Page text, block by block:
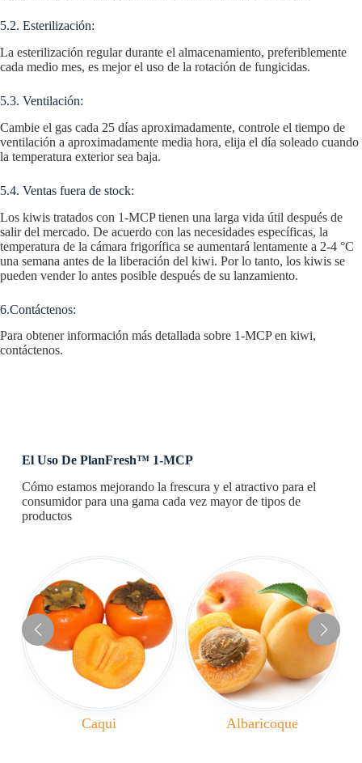
5.2. Esterilización:
La esterilización regular durante el almacenamiento, preferiblemente
cada medio mes, es mejor el uso de la rotación de fungicidas.
5.3. Ventilación:
Cambie el gas cada 25 días aproximadamente, controle el tiempo de
ventilación a aproximadamente media hora, elija el día soleado cuando
la temperatura exterior sea baja.
5.4. Ventas fuera de stock:
Los kiwis tratados con 1-MCP tienen una larga vida útil después de
salir del mercado. De acuerdo con las necesidades específicas, la
temperatura de la cámara frigorífica se aumentará lentamente a 2-4 °C
una semana antes de la liberación del kiwi. Por lo tanto, los kiwis se
pueden vender lo antes posible después de su lanzamiento.
6.Contáctenos:
Para obtener información más detallada sobre 1-MCP en kiwi,
contáctenos.
El Uso De PlanFresh™ 1-MCP
Cómo estamos mejorando la frescura y el atractivo para el
consumidor para una gama cada vez mayor de tipos de
productos
Caqui Albaricoque